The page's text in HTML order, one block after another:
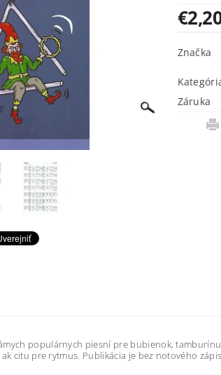
Značka
Záruka
populárnych piesní pre bubienok,
citu pre rytmus. Publikácia je bez notového